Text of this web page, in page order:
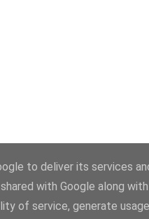
to deliver its services
with Google along
of service, generate